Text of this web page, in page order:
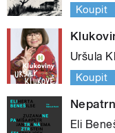
Koupit
Uršula
Koupit
Eli